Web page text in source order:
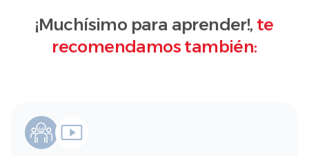
¡Muchísimo para aprender!, te
recomendamos también: